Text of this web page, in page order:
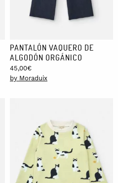
PANTALÓN VAQUERO DE
ALGODÓN ORGÁNICO
45,00€
by Moraduix